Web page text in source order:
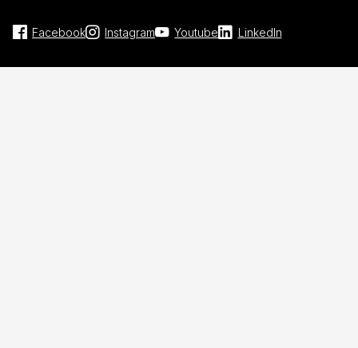
Facebook Instagram Youtube LinkedIn